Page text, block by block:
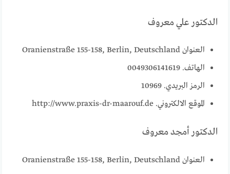
الدكتور علي معروف
العنوان Oranienstraße 155-158, Berlin, Deutschland
الهاتف. 0049306141619
الرمز البريدي. 10969
الموقع الالكتروني. http://www.praxis-dr-maarouf.de
الدكتور أمجد معروف
العنوان Oranienstraße 155-158, Berlin, Deutschland